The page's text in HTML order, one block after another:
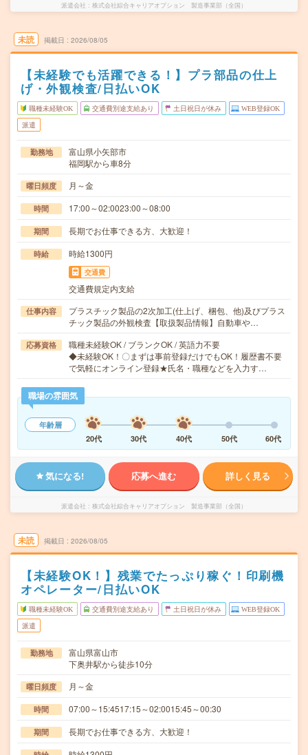
派遣会社 株式会社綜合キャリアオプション 製造事業部（全国）
未読 掲載日 2026/08/05
【未経験でも活躍できる！】プラ部品の仕上
げ・外観検査/日払いOK
職種未経験OK 交通費別途支給あり 土日祝日が休み WEB登録OK
派遣
勤務地
富山県小矢部市
福岡駅から車8分
曜日頻度 月～金
時間 17:00～02:0023:00～08:00
期間 長期でお仕事できる方、大歓迎！
時給 時給1300円
交通費
交通費規定内支給
仕事内容
プラスチック製品の2次加工(仕上げ、梱包、他)及びプラス
チック製品の外観検査【取扱製品情報】自動車や…
応募資格
職種未経験OK / ブランクOK / 英語力不要
◆未経験OK！〇まずは事前登録だけでもOK！履歴書不要
で気軽にオンライン登録★氏名・職種などを入力す…
職場の雰囲気
年齢層
20代
30代 40代 50代 60代
気になる! 応募へ進む 詳しく見る
派遣会社 株式会社綜合キャリアオプション 製造事業部（全国）
未読 掲載日 2026/08/05
【未経験OK！】残業でたっぷり稼ぐ！印刷機
オペレーター/日払いOK
職種未経験OK 交通費別途支給あり 土日祝日が休み WEB登録OK
派遣
勤務地
富山県富山市
下奥井駅から徒歩10分
曜日頻度 月～金
時間 07:00～15:4517:15～02:0015:45～00:30
期間 長期でお仕事できる方、大歓迎！